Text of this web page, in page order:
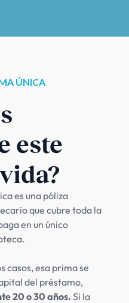
ÚNICA
este
es una póliza
que cubre toda la
en un único
casos, esa prima se
del préstamo,
20 o 30 años. Si la